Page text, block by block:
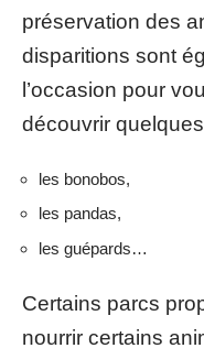
préservation des
disparitions sont
l’occasion pour
découvrir
les bonobos,
les pandas,
les guépards…
Certains parcs
nourrir certains